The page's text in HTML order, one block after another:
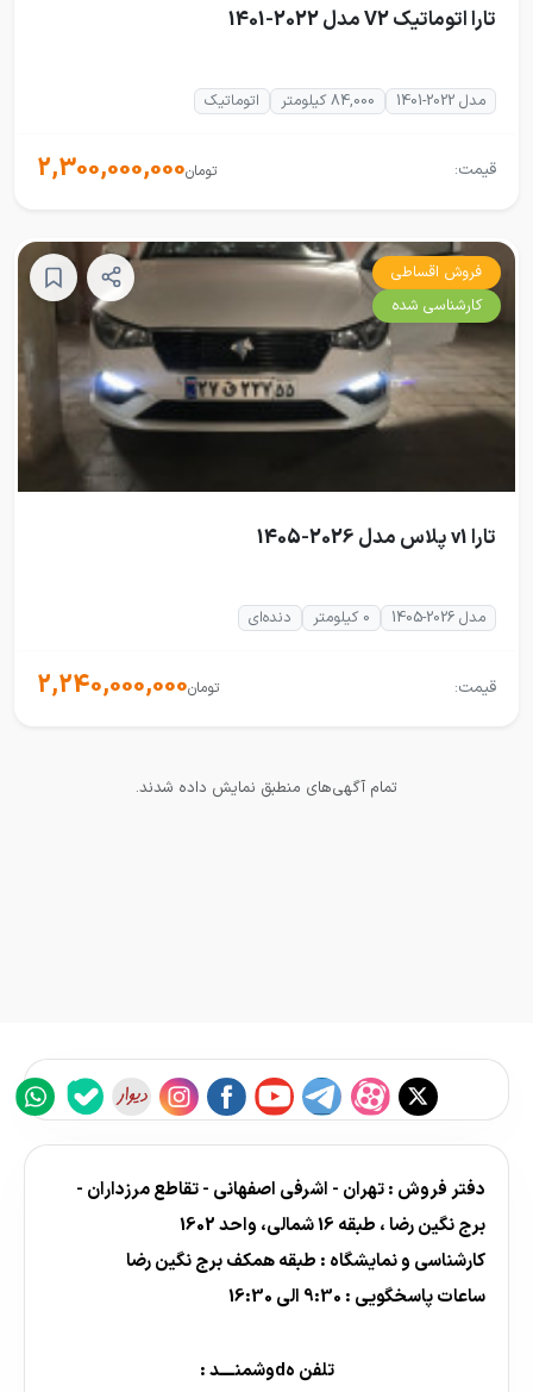
تارا اتوماتیک V2 مدل 2022-1401
مدل 2022-1401 84,000 کیلومتر اتوماتیک
قیمت: 2,300,000,000تومان
فروش اقساطی
کارشناسی شده
تارا v1 پلاس مدل 2026-1405
مدل 2026-1405 0 کیلومتر دنده‌ای
قیمت: 2,240,000,000تومان
تمام آگهی‌های منطبق نمایش داده شدند.
دفتر فروش : تهران - اشرفی اصفهانی - تقاطع مرزداران -
برج نگین رضا ، طبقه 16 شمالی، واحد 1602
کارشناسی و نمایشگاه : طبقه همکف برج نگین رضا
ساعات پاسخگویی : 9:30 الی 16:30
تلفن هdوشمنــــد :